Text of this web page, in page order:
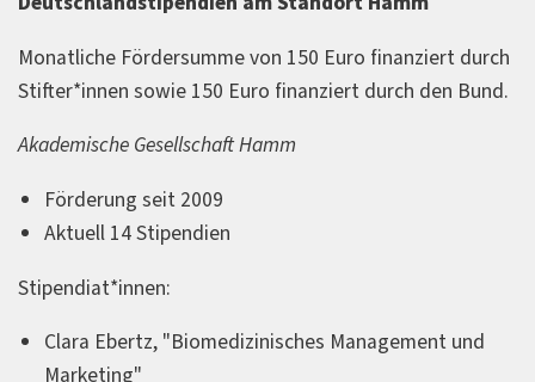
Monatliche Fördersumme von 150 Euro finanziert durch
Stifter*innen sowie 150 Euro finanziert durch den Bund.
Akademische Gesellschaft Hamm
Förderung seit 2009
Aktuell 14 Stipendien
Stipendiat*innen:
Clara Ebertz, "Biomedizinisches Management und
Marketing"